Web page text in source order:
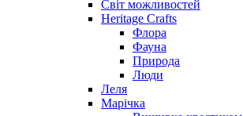
Світ можливостей
Heritage Crafts
Флора
Фауна
Природа
Люди
Леля
Марічка